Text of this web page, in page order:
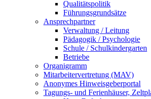
Qualitätspolitik
Führungsgrundsätze
Ansprechpartner
Verwaltung / Leitung
Pädagogik / Psychologie
Schule / Schulkindergarten
Betriebe
Organigramm
Mitarbeitervertretung (MAV)
Anonymes Hinweisgeberportal
Tagungs- und Ferienhäuser,